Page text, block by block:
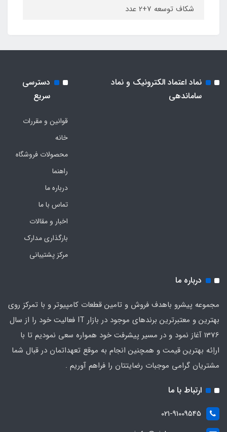
شکاف توسعه 7+2 عدد
نماد اعتماد الکترونیک و نماد
ساماندهی
دسترسی
سریع
قوانین و مقررات
خانه
محصولات فروشگاه
راهنما
درباره ما
تماس با ما
اخبار و مقالات
بارگذاری مدارک
مرکز پشتیبانی
درباره ما
مجموعه پیشرو باهدف فروش و تامین قطعات کامپیوتر و با تمرکز روی
بهترین و معتبرترین برندهای موجود در بازار IT فعالیت خود را از سال
1376 آغاز نمود و در مسیر پیشرفت خود همواره سعی نمودیم تا با
اراِئه بهترین قیمت و همچنین انجام به موقع تعهداتمان در قبال شما
مشتریان گرامی موجبات رضایتتان را فراهم آوریم .
ارتباط با ما
021-91009545